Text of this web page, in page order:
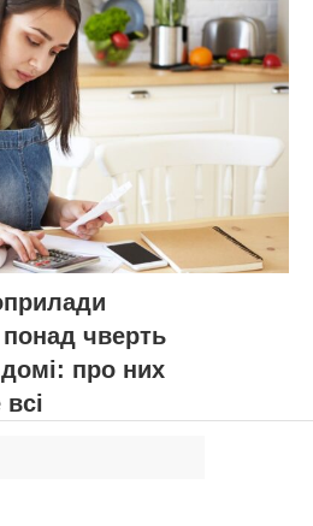
чверть
домі: про них